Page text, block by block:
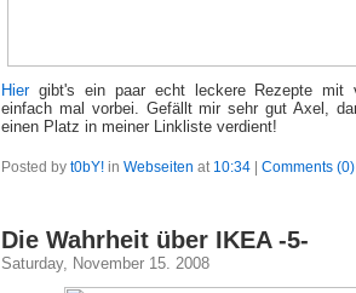
Hiergibt's ein paar echt leckere Rezepte mit
einfach mal vorbei. Gefällt mir sehr gut Axel,
einen Platz in meiner Linkliste verdient!
Posted by t0bY! in Webseiten at 10:34 Comments (0)
Die Wahrheit über IKEA -5-
Saturday, November 15. 2008